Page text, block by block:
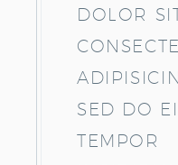
DOLOR
SED DO
TEMPOR